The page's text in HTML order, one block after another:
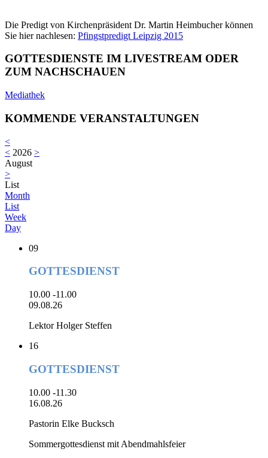
Die Predigt von Kirchenpräsident Dr. Martin Heimbucher können
Sie hier nachlesen: Pfingstpredigt Leipzig 2015
GOTTESDIENSTE IM LIVESTREAM ODER
ZUM NACHSCHAUEN
Mediathek
KOMMENDE VERANSTALTUNGEN
<
< 2026 >
August
>
List
Month
List
Week
Day
09
GOTTESDIENST
10.00 -11.00
09.08.26
Lektor Holger Steffen
16
GOTTESDIENST
10.00 -11.30
16.08.26
Pastorin Elke Bucksch
Sommergottesdienst mit Abendmahlsfeier